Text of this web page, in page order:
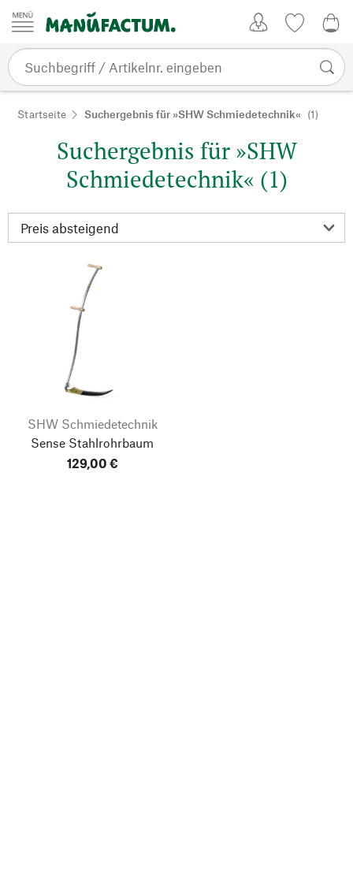
Zum Inhalt springen
Startseite Suchergebnis für »SHW Schmiedetechnik« (1)
Suchergebnis für »SHW
Schmiedetechnik« (1)
SHW Schmiedetechnik
Sense Stahlrohrbaum
129,00 €